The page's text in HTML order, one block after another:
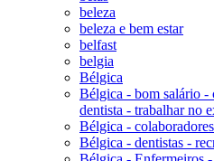
beleza
beleza e bem estar
belfast
belgia
Bélgica
Bélgica - bom salário -
dentista - trabalhar no
Bélgica -
Bélgica - dentistas -